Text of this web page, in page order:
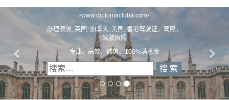
www.diplomacluba.com-
办理澳洲, 英国, 加拿大, 美国, 香港驾驶证，驾照，
驾驶执照
专业、高效、诚信、100%满意度